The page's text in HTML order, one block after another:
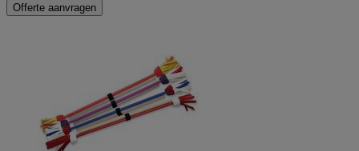
Offerte aanvragen